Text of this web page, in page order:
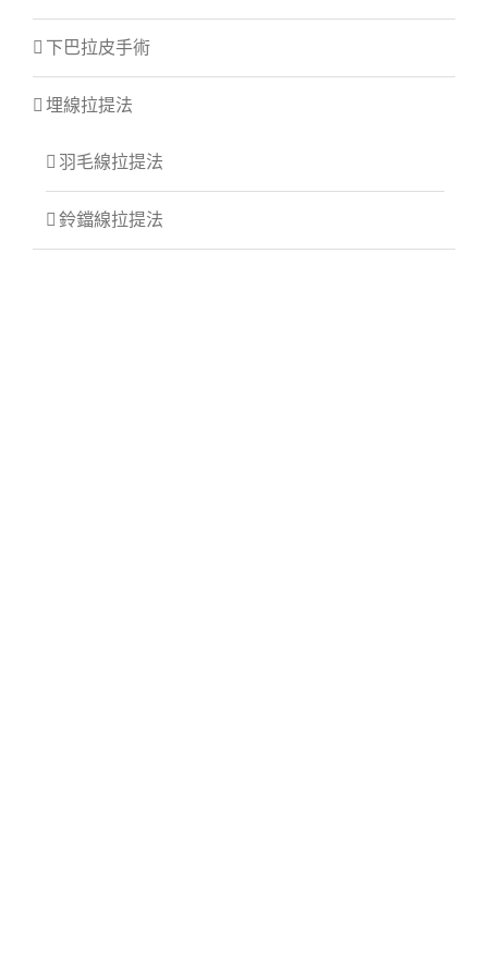
下巴拉皮手術
埋線拉提法
羽毛線拉提法
鈴鐺線拉提法